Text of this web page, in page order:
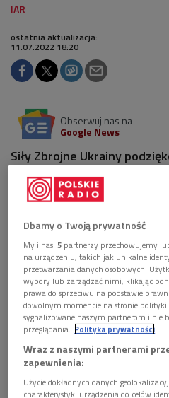
ostatnia aktualizacja:
11.07.2022 18:20
Obserwuj nas na
Google News
Siły Zbrojne Ukrainy
dla Ukrainy za
kompletne i merytoryczne
działań w obronie swojego
stosunków dwustronnych,
wojskowej.
Dbamy o Twoją prywatność
My i nasi5 partnerzy przechowujemy
na urządzeniu, takich jak unikalne
przetwarzania danych osobowych.
wybory lub zarządzać nimi, klikając
prawa do sprzeciwu na podstawie
dowolnym momencie na stronie
sygnalizowane naszym partnerom i nie
przeglądania. Polityka prywatności
Wraz z naszymi partnerami
zapewnienia:
Użycie dokładnych danych
charakterystyki urządzenia do celów